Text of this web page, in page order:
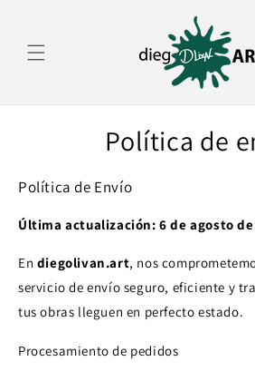
Política de
Política de Envío
Última actualización: 6 de agosto de
En diegolivan.art, nos
servicio de envío seguro, eficiente y
tus obras lleguen en perfecto estado.
Procesamiento de pedidos